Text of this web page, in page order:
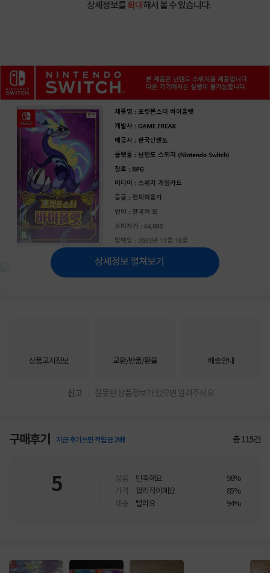
상세정보를확대해서 볼 수 있습니다.
상세정보 펼쳐보기
상품고시정보 교환/반품/환불 배송안내
신고 잘못된 상품정보가 있으면 알려주세요.
구매후기 지금 후기쓰면 적립금 2배! 총115건
5 상품 만족해요
98%
가격
합리적이에요
85%
배송
빨라요 94%